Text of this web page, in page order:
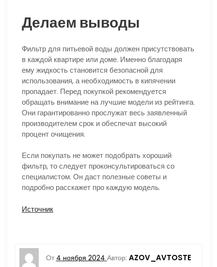
Делаем выводы
Фильтр для питьевой воды должен присутствовать
в каждой квартире или доме. Именно благодаря
ему жидкость становится безопасной для
использования, а необходимость в кипячении
пропадает. Перед покупкой рекомендуется
обращать внимание на лучшие модели из рейтинга.
Они гарантированно прослужат весь заявленный
производителем срок и обеспечат высокий
процент очищения.
Если покупать не может подобрать хороший
фильтр, то следует проконсультироваться со
специалистом. Он даст полезные советы и
подробно расскажет про каждую модель.
Источник
От 4 ноября 2024 Автор: AZOV_AVTOSTE